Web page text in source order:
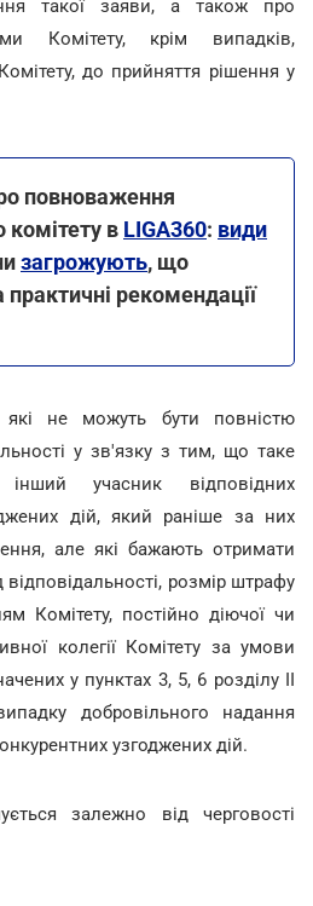
такої заяви, а також про
Комітету, крім випадків,
до прийняття рішення у
повноваження
в LIGA360: види
загрожують, що
практичні рекомендації
не можуть бути повністю
у зв'язку з тим, що таке
учасник відповідних
дій, який раніше за них
але які бажають отримати
розмір штрафу
Комітету, постійно діючої чи
колегії Комітету за умови
у пунктах 3, 5, 6 розділу II
добровільного надання
узгоджених дій.
залежно від черговості